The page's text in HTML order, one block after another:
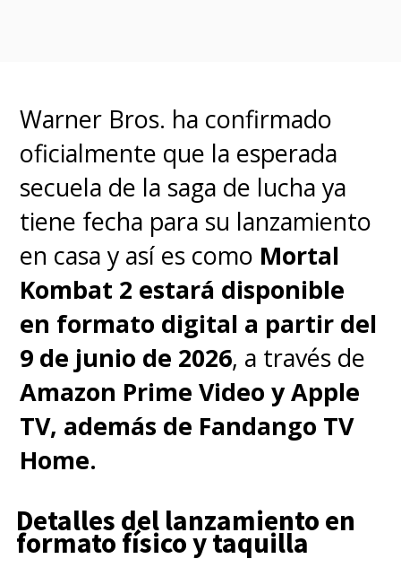
Warner Bros. ha confirmado
oficialmente que la esperada
secuela de la saga de lucha ya
tiene fecha para su lanzamiento
en casa y así es como Mortal
Kombat 2 estará disponible
en formato digital a partir del
9 de junio de 2026, a través de
Amazon Prime Video y Apple
TV, además de Fandango TV
Home.
Detalles del lanzamiento en
formato físico y taquilla